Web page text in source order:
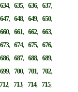
634,635,636,637,
647,648,649,650,
660,661,662,663,
673,674,675,676,
686,687,688,689,
699,700,701,702,
712,713,714,715,